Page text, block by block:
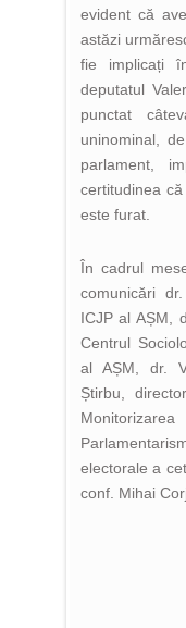
evident că
astăzi
fie implicați
deputatul
punctat
uninominal,
parlament,
certitudinea
este furat.
În cadrul
comunicări
ICJP al AȘM,
Centrul
al AȘM, dr.
Știrbu,
electorale a
conf. Mihai